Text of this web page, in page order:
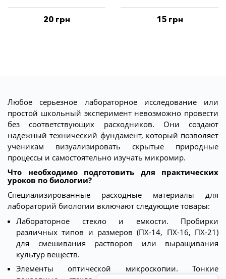
20 грн 15 грн
Любое серьезное лабораторное исследование или
простой школьный эксперимент невозможно провести
без соответствующих расходников. Они создают
надежный технический фундамент, который позволяет
ученикам визуализировать скрытые природные
процессы и самостоятельно изучать микромир.
Что необходимо подготовить для практических
уроков по биологии?
Специализированные расходные материалы для
лабораторий биологии включают следующие товары:
Лабораторное стекло и емкости. Пробирки
различных типов и размеров (ПХ-14, ПХ-16, ПХ-21)
для смешивания растворов или выращивания
культур веществ.
Элементы оптической микроскопии. Тонкие